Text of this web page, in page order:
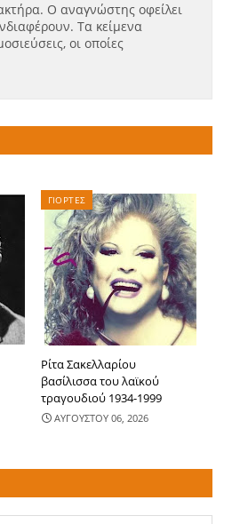
Ο αναγνώστης οφείλει
Τα κείμενα
οι οποίες
ΓΙΟΡΤΕΣ
Ρίτα Σακελλαρίου
βασίλισσα του λαϊκού
τραγουδιού 1934-1999
ΑΥΓΟΥΣΤΟΥ 06, 2026